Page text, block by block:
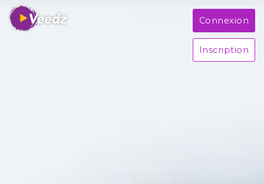
Connexion
Inscription